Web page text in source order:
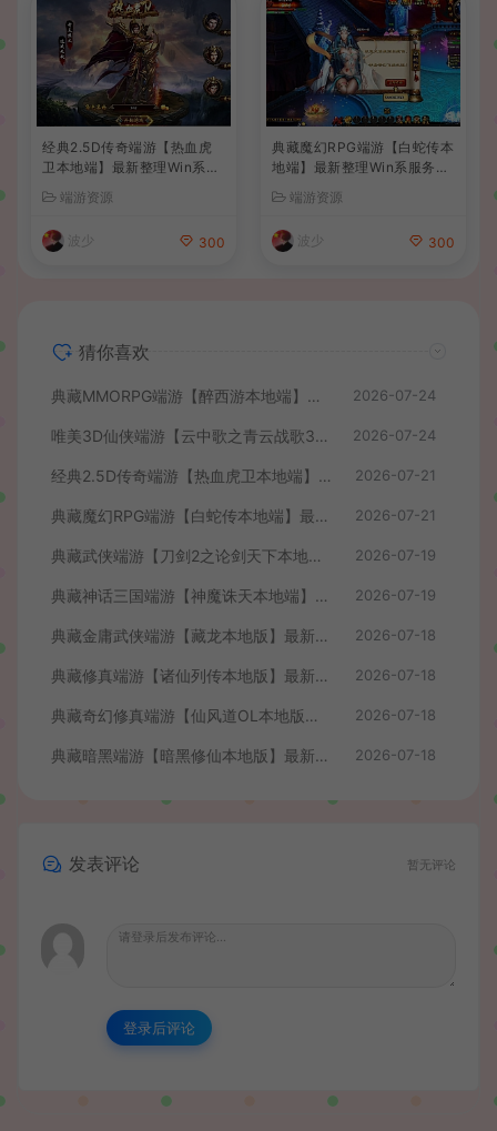
经典2.5D传奇端游【热血虎
卫本地端】最新整理Win系服
务端+PC客户端+详细搭建教
程
端游资源
波少 300
典藏魔幻RPG端游【白蛇传本
地端】最新整理Win系服务端
+PC客户端+GM工具+详细搭
建教程
端游资源
波少 300
猜你喜欢
典藏MMORPG端游【醉西游本地端】最新最新整理Win系服务端+PC客户端+GM后台+详细搭建教程 2026-07-24
唯美3D仙侠端游【云中歌之青云战歌3D本地端】最整理Win系服务端+PC客户端+GM工具+详细搭建教程 2026-07-24
经典2.5D传奇端游【热血虎卫本地端】最新整理Win系服务端+PC客户端+详细搭建教程 2026-07-21
典藏魔幻RPG端游【白蛇传本地端】最新整理Win系服务端+PC客户端+GM工具+详细搭建教程 2026-07-21
典藏武侠端游【刀剑2之论剑天下本地端】最新整理Win系服务端+PC客户端+GM工具+详细搭建教程 2026-07-19
典藏神话三国端游【神魔诛天本地端】最新整理Win系服务端+PC客户端+货币修改教程+详细搭建教程 2026-07-19
典藏金庸武侠端游【藏龙本地版】最新整理Win系服务端+PC客户端+GM工具+详细搭建教程 2026-07-18
典藏修真端游【诸仙列传本地版】最新整理Win系服务端+PC客户端+GM工具+详细搭建教程 2026-07-18
典藏奇幻修真端游【仙风道OL本地版】最新整理Win系服务端+PC客户端+GM工具+详细搭建教程 2026-07-18
典藏暗黑端游【暗黑修仙本地版】最新整理Win系服务端+PC客户端+GM工具+详细搭建教程 2026-07-18
发表评论 暂无评论
登录后评论